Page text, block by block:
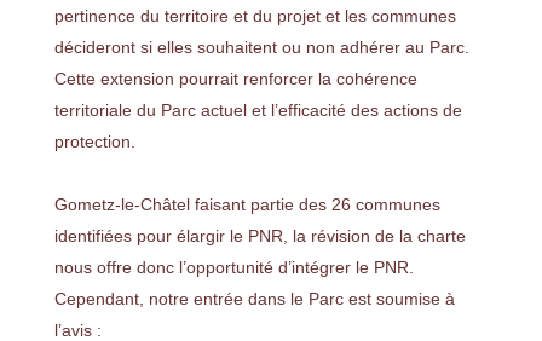
pertinence du territoire et du projet et les communes
décideront si elles souhaitent ou non adhérer au Parc.
Cette extension pourrait renforcer la cohérence
territoriale du Parc actuel et l’efficacité des actions de
protection.
Gometz-le-Châtel faisant partie des 26 communes
identifiées pour élargir le PNR, la révision de la charte
nous offre donc l’opportunité d’intégrer le PNR.
Cependant, notre entrée dans le Parc est soumise à
l’avis :